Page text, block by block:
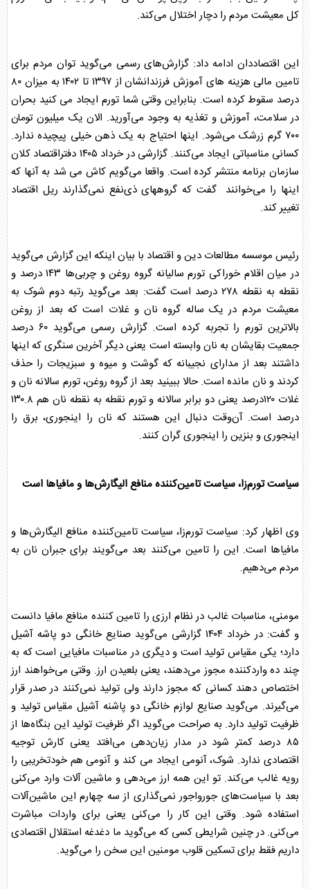
کل معیشت مردم را دچار اختلال می‌کند.
این اقتصاددان ادامه داد: گزارش‌های رسمی می‌گوید توان مردم برای
تامین مالی هزینه های آموزش فرزندانشان از ۱۳۹۷ تا ۱۴۰۲ به میزان ۸۰
درصد سقوط کرده است. بنابراین وقتی شما تورم ایجاد می کنید بحران
در سلامت، آموزش و تغذیه به وجود می‌آورید. الان یک میلیون تومان
۷۰۰ گرم زرشک می‌شود. اینها احتیاج به یک ذهن خیلی پیچیده ندارد.
کسانی مناسباتی ایجاد می‌کنند. گزارشی در خرداد ۱۴۰۵ دفتراقتصاد کلان
سازمان برنامه منتشر کرده است. واقعا می‌گویم کاش می شد به آنها که
اینها را می‌خوانند گفت که گروههای ذی‌نفع نمی‌گذارند ریل اقتصاد
تغییر کند.
رئیس موسسه مطالعات دین و اقتصاد با بیان اینکه این گزارش می‌گوید
در میان اقلام خوراکی تورم سالیانه گروه روغن و چربی‌ها ۱۴۳ درصد و
نقطه به نقطه ۲۷۸ درصد است گفت: بعد می‌گوید رتبه دوم شوک به
معیشت مردم در یک ساله گروه نان و غلات است که بعد از روغن
بالاترین تورم را تجربه کرده است. گزارش رسمی می‌گوید ۶۰ درصد
جمعیت بقایشان به نان وابسته است یعنی دیگر آخرین سنگری که اینها
داشتند بعد از مدارای نجیبانه که گوشت و میوه و سبزیجات را حذف
کردند و نان مانده است. حالا ببینید بعد از گروه روغن، تورم سالانه نان و
غلات ۱۲۰درصد یعنی دو برابر سالانه و تورم نقطه به نقطه نان هم ۱۳۰.۸
درصد است. آن‌وقت دنبال این هستند که نان را اینجوری، برق را
اینجوری و بنزین را اینجوری گران کنند.
سیاست تورم‌زا، سیاست تامین‌کننده منافع الیگارش‌ها و مافیاها است
وی اظهار کرد: سیاست تورم‌زا، سیاست تامین‌کننده منافع الیگارش‌ها و
مافیاها است. این را تامین می‌کنند بعد می‌گویند برای جبران نان به
مردم می‌دهیم.
مومنی، مناسبات غالب در نظام ارزی را تامین کننده منافع مافیا دانست
و گفت: در خرداد ۱۴۰۴ گزارشی می‌گوید صنایع خانگی دو پاشه آشیل
دارد؛ یکی مقیاس تولید است و دیگری در مناسبات مافیایی است که به
چند ده واردکننده مجوز می‌دهند، یعنی بلعیدن ارز. وقتی می‌خواهند ارز
اختصاص دهند کسانی که مجوز دارند ولی تولید نمی‌کنند در صدر قرار
می‌گیرند. می‌گوید صنایع لوازم خانگی دو پاشنه آشیل مقیاس تولید و
ظرفیت تولید دارد. به صراحت می‌گوید اگر ظرفیت تولید این بنگاه‌ها از
۸۵ درصد کمتر شود در مدار زیان‌دهی می‌افتد یعنی کارش توجیه
اقتصادی ندارد. شوک، آنومی ایجاد می کند و آنومی هم خودتخریبی را
رویه غالب می‌کند. تو این همه ارز می‌دهی و ماشین آلات وارد می‌کنی
بعد با سیاست‌های جورواجور نمی‌گذاری از سه چهارم این ماشین‌آلات
استفاده شود. وقتی این کار را می‌کنی یعنی برای واردات مباشرت
می‌کنی. در چنین شرایطی کسی که می‌گوید ما دغدغه استقلال اقتصادی
داریم فقط برای تسکین قلوب مومنین این سخن را می‌گوید.